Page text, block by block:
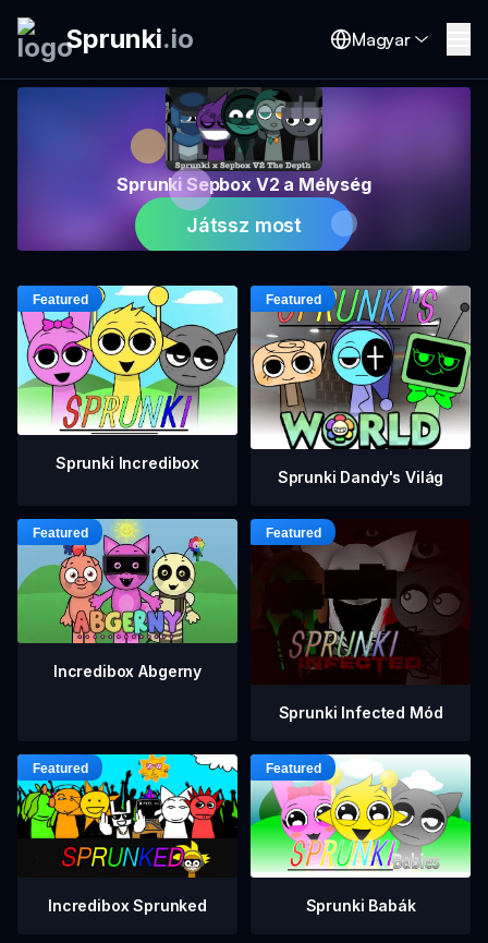
Sprunki.io Magyar
Sprunki Sepbox V2 a Mélység
Játssz most
Sprunki Incredibox
Sprunki Dandy's Világ
Incredibox Abgerny
Sprunki Infected Mód
Incredibox Sprunked Sprunki Babák